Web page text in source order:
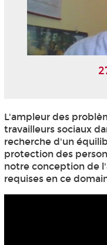
L'ampleur des
travailleurs sociaux
recherche d'un
protection des
notre conception de
requises en ce